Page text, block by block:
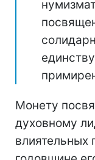
Монету
духовному
влиятельных